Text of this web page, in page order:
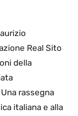
Real Sito
della
rassegna
italiana e alla